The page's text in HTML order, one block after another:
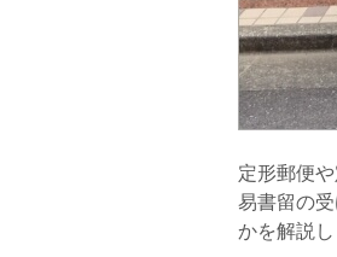
定形郵便
易書留の
かを解説し